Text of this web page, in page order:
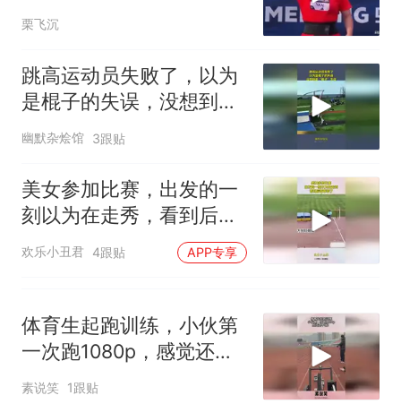
栗飞沉
跳高运动员失败了，以为
是棍子的失误，没想到是
“棍子”失误！
幽默杂烩馆 3跟贴
美女参加比赛，出发的一
刻以为在走秀，看到后面
草率了
欢乐小丑君 4跟贴 APP专享
体育生起跑训练，小伙第
一次跑1080p，感觉还不
错！
素说笑 1跟贴